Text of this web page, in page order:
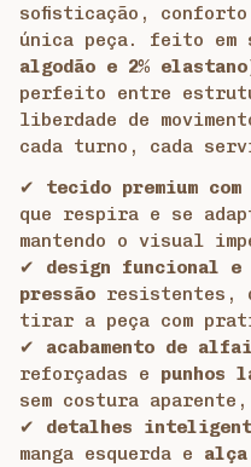
sofisticação, conforto
única peça. feito em
algodão e 2%
perfeito entre
liberdade de
cada turno, cada
✔ tecido premium
que respira e se
mantendo o visual
✔ design funcional e
pressão resistentes,
tirar a peça com
✔ acabamento de
reforçadas e punhos
sem costura
✔ detalhes
manga esquerda e